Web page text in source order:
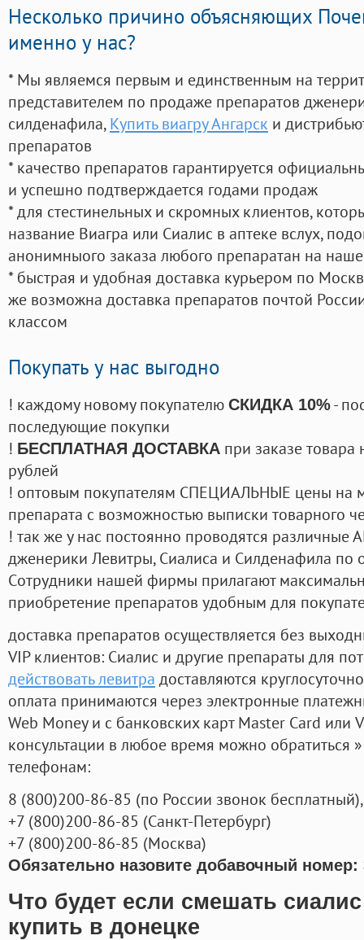
Несколько причино объясняющих
именно у нас?
* Мы являемся первым и единственным на
представителем по продаже препаратов
силденафила, Купить виагру Ангарск и
препаратов
* качество препаратов гарантируется
и успешно подтверждается годами продаж
* для стестинельных и скромных клиентов,
название Виагра или Сиалис в аптеке вслух,
анонимныого заказа любого препаратан на
* быстрая и удобная доставка курьером по
же возможна доставка препаратов почтой
классом
Покупать у нас выгодно
! каждому новому покупателю СКИДКА 10%-
последующие покупки
! БЕСПЛАТНАЯ ДОСТАВКА при заказе
рублей
! оптовым покупателям СПЕЦИАЛЬНЫЕ цены на
препарата с возможностью выписки товарного
! так же у нас постоянно проводятся
дженерики Левитры, Сиалиса и Силденафила по
Cотрудники нашей фирмы прилагают
приобретение препаратов удобным для
доставка препаратов осуществляется без
VIP клиентов: Сиалис и другие препараты для
действовать левитра доставляются круглосуточно
оплата принимаются через электронные
Web Money и с банковских карт Master Card или
консультации в любое время можно обратиться
телефонам:
8 (800)200-86-85 (по России звонок бесплатный),
+7 (800)200-86-85 (Санкт-Петербург)
+7 (800)200-86-85 (Москва)
Обязательно назовите добавочный номер:
Что будет если смешать
купить в донецке